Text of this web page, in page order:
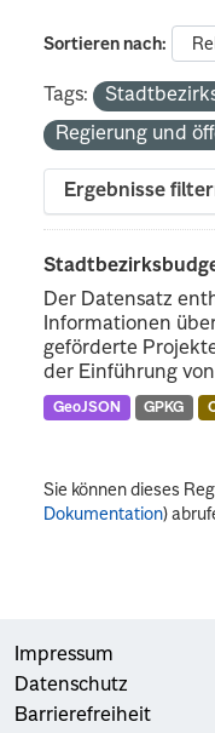
Sortieren nach
Tags:
Regierung und
Ergebnisse
Der Datensatz
Informationen
geförderte
der Einführung
GeoJSON GPKG
Sie können dieses
Dokumentation)
Impressum
Datenschutz
Barrierefreiheit